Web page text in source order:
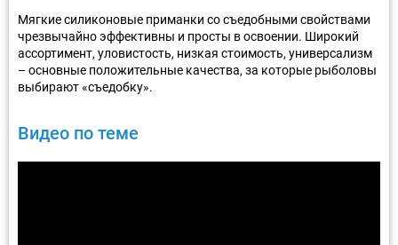
Мягкие силиконовые приманки со съедобными свойствами
чрезвычайно эффективны и просты в освоении. Широкий
ассортимент, уловистость, низкая стоимость, универсализм
– основные положительные качества, за которые рыболовы
выбирают «съедобку».
Видео по теме